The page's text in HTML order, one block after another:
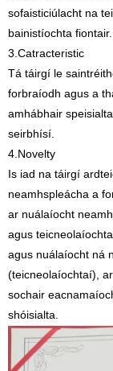
sofaisticiúlacht na
bainistíochta fiontair.
3.Catracteristic
Tá táirgí le
forbraíodh agus a
amhábhair
seirbhísí.
4.Novelty
Is iad na táirgí
neamhspleácha a
ar nuálaíocht
agus
agus nuálaíocht ná
(teicneolaíochtaí),
sochair
shóisialta.